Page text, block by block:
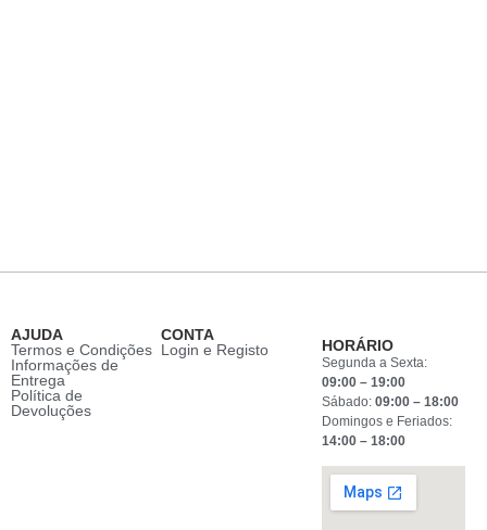
AJUDA
Termos e Condições
Informações de
Entrega
Política de
Devoluções
CONTA
Login e Registo
HORÁRIO
Segunda a Sexta:
09:00 – 19:00
Sábado:09:00 – 18:00
Domingos e Feriados:
14:00 – 18:00